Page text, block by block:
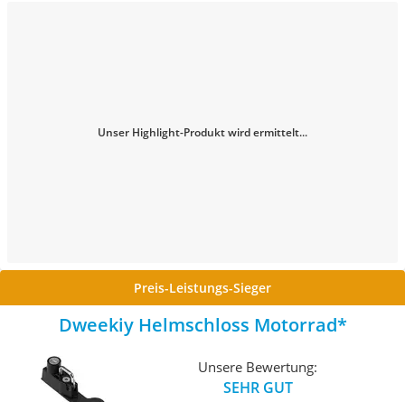
Unser Highlight-Produkt wird ermittelt...
Preis-Leistungs-Sieger
Dweekiy Helmschloss Motorrad
Unsere Bewertung:
SEHR GUT